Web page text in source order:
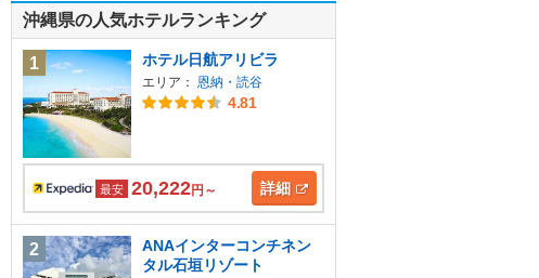
沖縄県の人気ホテルランキング
1 ホテル日航アリビラ
エリア： 恩納・読谷
4.81
最安 20,222円～ 詳細
2
ANAインターコンチネン
タル石垣リゾート